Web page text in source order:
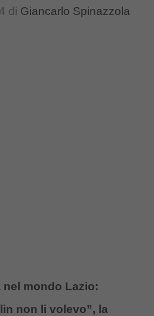
di Giancarlo Spinazzola
mondo Lazio:
non li volevo”, la